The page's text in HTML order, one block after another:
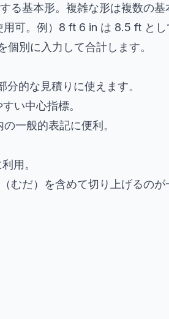
る基本形。複雑な形は複数の基
用可。例）8 ft 6 in は 8.5 ft とし
個別に入力して合計します。
的な見積りに使えます。
い中心指標。
一般的表記に便利。
用。
むだ）を含めて切り上げるのが